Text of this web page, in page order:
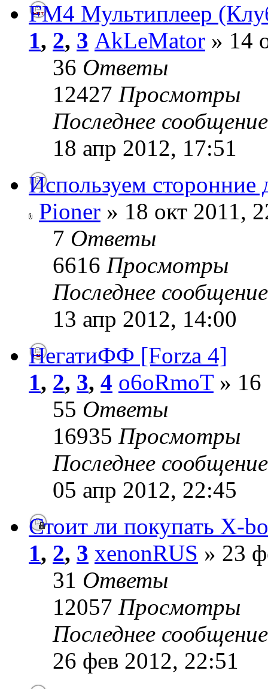
FM4 Мультиплеер
1, 2, 3 AkLeMator » 14
36 Ответы
12427 Просмотры
Последнее
18 апр 2012, 17:51
Используем
Pioner » 18 окт 2011,
7 Ответы
6616 Просмотры
Последнее
13 апр 2012, 14:00
НегатиФФ [Forza 4]
1, 2, 3, 4 o6oRmoT» 16
55 Ответы
16935 Просмотры
Последнее
05 апр 2012, 22:45
Стоит ли покупать X-
1, 2, 3 xenonRUS » 23
31 Ответы
12057 Просмотры
Последнее
26 фев 2012, 22:51